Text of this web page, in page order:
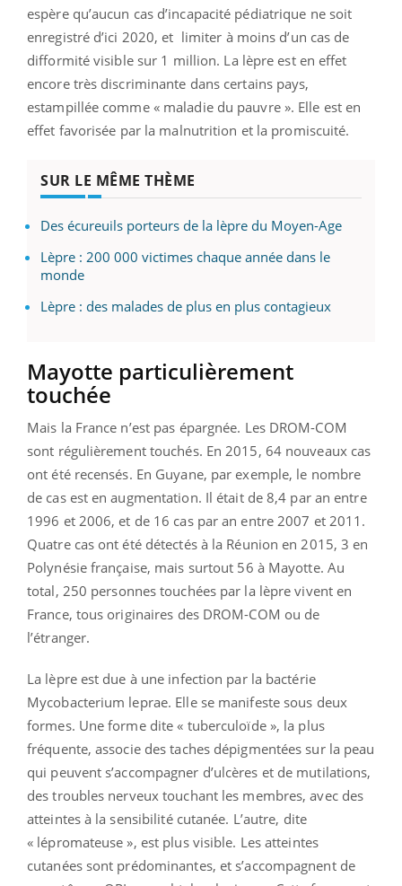
espère qu’aucun cas d’incapacité pédiatrique ne soit
enregistré d’ici 2020, et limiter à moins d’un cas de
difformité visible sur 1 million. La lèpre est en effet
encore très discriminante dans certains pays,
estampillée comme « maladie du pauvre ». Elle est en
effet favorisée par la malnutrition et la promiscuité.
SUR LE MÊME THÈME
Des écureuils porteurs de la lèpre du Moyen-Age
Lèpre : 200 000 victimes chaque année dans le
monde
Lèpre : des malades de plus en plus contagieux
Mayotte particulièrement
touchée
Mais la France n’est pas épargnée. Les DROM-COM
sont régulièrement touchés. En 2015, 64 nouveaux cas
ont été recensés. En Guyane, par exemple, le nombre
de cas est en augmentation. Il était de 8,4 par an entre
1996 et 2006, et de 16 cas par an entre 2007 et 2011.
Quatre cas ont été détectés à la Réunion en 2015, 3 en
Polynésie française, mais surtout 56 à Mayotte. Au
total, 250 personnes touchées par la lèpre vivent en
France, tous originaires des DROM-COM ou de
l’étranger.
La lèpre est due à une infection par la bactérie
Mycobacterium leprae. Elle se manifeste sous deux
formes. Une forme dite « tuberculoïde », la plus
fréquente, associe des taches dépigmentées sur la peau
qui peuvent s’accompagner d’ulcères et de mutilations,
des troubles nerveux touchant les membres, avec des
atteintes à la sensibilité cutanée. L’autre, dite
« lépromateuse », est plus visible. Les atteintes
cutanées sont prédominantes, et s’accompagnent de